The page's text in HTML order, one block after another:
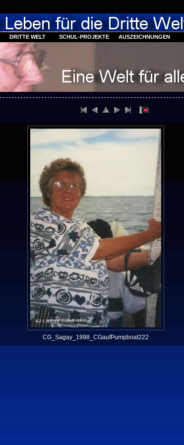
DRITTE WELT SCHUL-PROJEKTE AUSZEICHNUNGEN